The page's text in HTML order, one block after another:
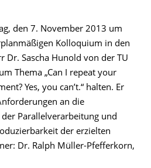
den 7. November 2013 um
Kolloquium in den
Dr. Sascha Hunold von der TU
Thema „Can I repeat your
Yes, you can’t.“ halten. Er
an die
Parallelverarbeitung und
der erzielten
Dr. Ralph Müller-Pfefferkorn,